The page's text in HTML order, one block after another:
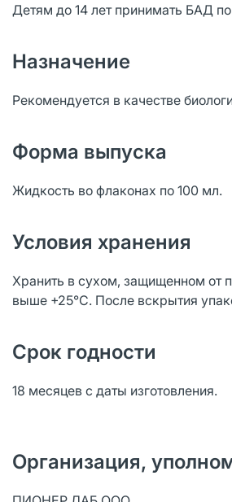
Детям до 14 лет принимать БАД
Назначение
Рекомендуется в качестве
Форма выпуска
Жидкость во флаконах по 100 мл.
Условия хранения
Хранить в сухом, защищенном от
выше +25°С. После вскрытия
Срок годности
18 месяцев с даты изготовления.
Организация,